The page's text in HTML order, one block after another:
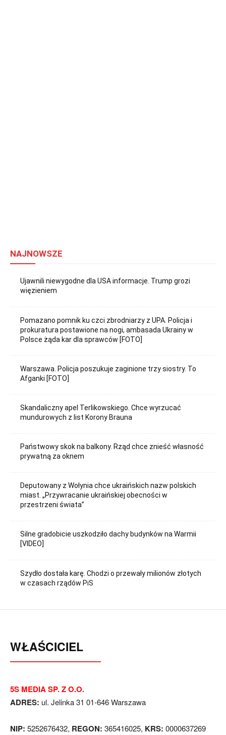
NAJNOWSZE
Ujawnili niewygodne dla USA informacje. Trump grozi
więzieniem
Pomazano pomnik ku czci zbrodniarzy z UPA. Policja i
prokuratura postawione na nogi, ambasada Ukrainy w
Polsce żąda kar dla sprawców [FOTO]
Warszawa. Policja poszukuje zaginione trzy siostry. To
Afganki [FOTO]
Skandaliczny apel Terlikowskiego. Chce wyrzucać
mundurowych z list Korony Brauna
Państwowy skok na balkony. Rząd chce znieść własność
prywatną za oknem
Deputowany z Wołynia chce ukraińskich nazw polskich
miast. „Przywracanie ukraińskiej obecności w
przestrzeni świata”
Silne gradobicie uszkodziło dachy budynków na Warmii
[VIDEO]
Szydło dostała karę. Chodzi o przewały milionów złotych
w czasach rządów PiS
WŁAŚCICIEL
5S MEDIA SP. Z O.O.
ADRES: ul. Jelinka 31 01-646 Warszawa
NIP: 5252676432, REGON: 365416025, KRS: 0000637269